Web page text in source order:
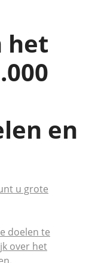
het
en
u grote
doelen te
over het